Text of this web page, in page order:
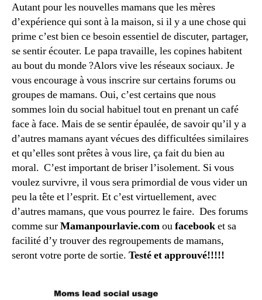
Autant pour les nouvelles mamans que les mères
d’expérience qui sont à la maison, si il y a une chose qui
prime c’est bien ce besoin essentiel de discuter, partager,
se sentir écouter. Le papa travaille, les copines habitent
au bout du monde ?Alors vive les réseaux sociaux. Je
vous encourage à vous inscrire sur certains forums ou
groupes de mamans. Oui, c’est certains que nous
sommes loin du social habituel tout en prenant un café
face à face. Mais de se sentir épaulée, de savoir qu’il y a
d’autres mamans ayant vécues des difficultées similaires
et qu’elles sont prêtes à vous lire, ça fait du bien au
moral. C’est important de briser l’isolement. Si vous
voulez survivre, il vous sera primordial de vous vider un
peu la tête et l’esprit. Et c’est virtuellement, avec
d’autres mamans, que vous pourrez le faire. Des forums
comme surMamanpourlavie.comoufacebooket sa
facilité d’y trouver des regroupements de mamans,
seront votre porte de sortie. Testé et approuvé!!!!!